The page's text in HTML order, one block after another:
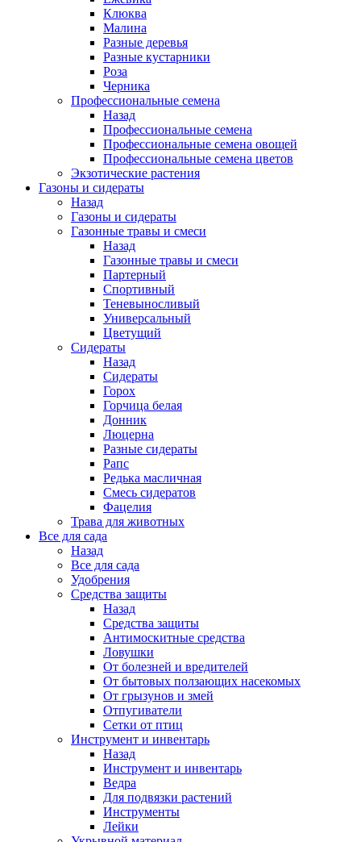
Клюква
Малина
Разные деревья
Разные кустарники
Роза
Черника
Профессиональные семена
Назад
Профессиональные семена
Профессиональные семена овощей
Профессиональные семена цветов
Экзотические растения
Газоны и сидераты
Назад
Газоны и сидераты
Газонные травы и смеси
Назад
Газонные травы и смеси
Партерный
Спортивный
Теневыносливый
Универсальный
Цветущий
Сидераты
Назад
Сидераты
Горох
Горчица белая
Донник
Люцерна
Разные сидераты
Рапс
Редька масличная
Смесь сидератов
Фацелия
Трава для животных
Все для сада
Назад
Все для сада
Удобрения
Средства защиты
Назад
Средства защиты
Антимоскитные средства
Ловушки
От болезней и вредителей
От бытовых ползающих насекомых
От грызунов и змей
Отпугиватели
Сетки от птиц
Инструмент и инвентарь
Назад
Инструмент и инвентарь
Ведра
Для подвязки растений
Инструменты
Лейки